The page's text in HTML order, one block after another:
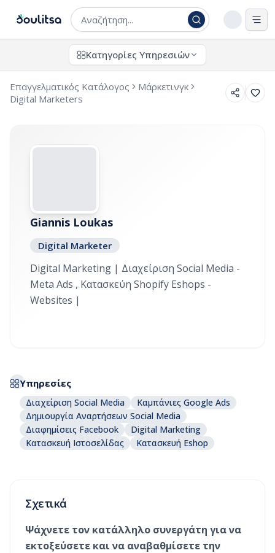
Κατηγορίες Υπηρεσιών
Επαγγελματικός Κατάλογος
Μάρκετινγκ
Digital Marketers
Giannis Loukas
Digital Marketer
Digital Marketing | Διαχείριση Social Media -
Meta Ads , Κατασκεύη Shopify Eshops -
Websites |
Υπηρεσίες
Διαχείριση Social Media
Καμπάνιες Google Ads
Δημιουργία Αναρτήσεων Social Media
Διαφημίσεις Facebook
Digital Marketing
Κατασκευή Ιστοσελίδας
Κατασκευή Eshop
Σχετικά
Ψάχνετε τον κατάλληλο συνεργάτη για να
εκτοξεύσετε και να αναβαθμίσετε την